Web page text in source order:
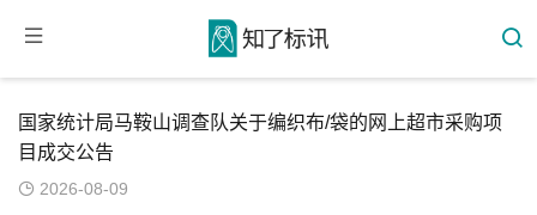
国家统计局马鞍山调查队关于编织布/袋的网上超市采购项
目成交公告
2026-08-09